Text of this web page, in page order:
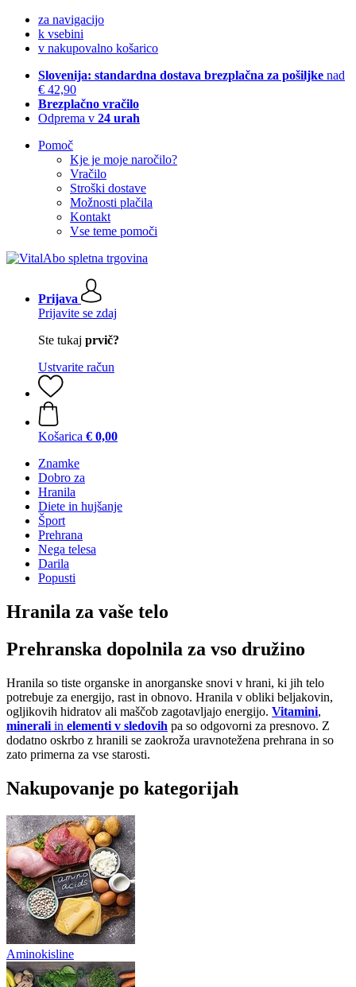
za navigacijo
k vsebini
v nakupovalno košarico
Slovenija: standardna dostava brezplačna za pošiljke nad
€ 42,90
Brezplačno vračilo
Odprema v 24 urah
Pomoč
Kje je moje naročilo?
Vračilo
Stroški dostave
Možnosti plačila
Kontakt
Vse teme pomoči
Prijava
Prijavite se zdaj
Ste tukaj prvič?
Ustvarite račun
Košarica € 0,00
Znamke
Dobro za
Hranila
Diete in hujšanje
Šport
Prehrana
Nega telesa
Darila
Popusti
Hranila za vaše telo
Prehranska dopolnila za vso družino
Hranila so tiste organske in anorganske snovi v hrani, ki jih telo
potrebuje za energijo, rast in obnovo. Hranila v obliki beljakovin,
ogljikovih hidratov ali maščob zagotavljajo energijo. Vitamini,
minerali in elementi v sledovih pa so odgovorni za presnovo. Z
dodatno oskrbo z hranili se zaokroža uravnotežena prehrana in so
zato primerna za vse starosti.
Nakupovanje po kategorijah
Aminokisline